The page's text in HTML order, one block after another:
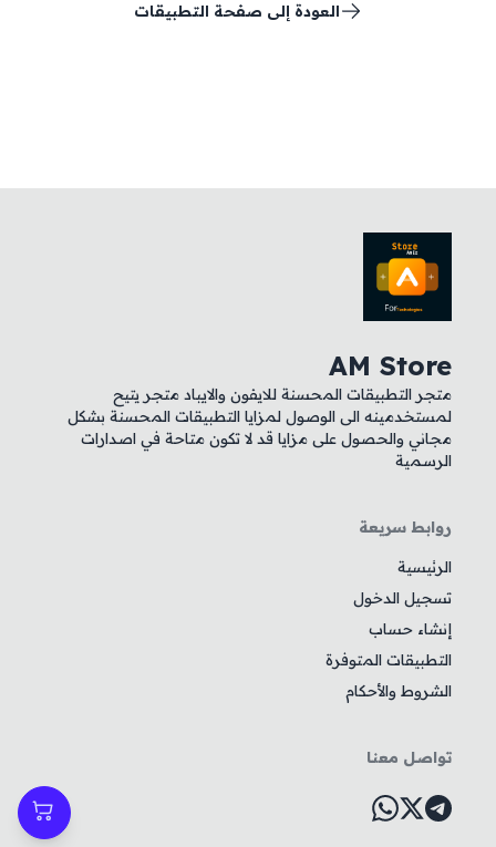
العودة إلى صفحة التطبيقات
AM Store
متجر التطبيقات المحسنة للايفون والايباد متجر يتيح
لمستخدمينه الى الوصول لمزايا التطبيقات المحسنة بشكل
مجاني والحصول على مزايا قد لا تكون متاحة في اصدارات
الرسمية
روابط سريعة
الرئيسية
تسجيل الدخول
إنشاء حساب
التطبيقات المتوفرة
الشروط والأحكام
تواصل معنا